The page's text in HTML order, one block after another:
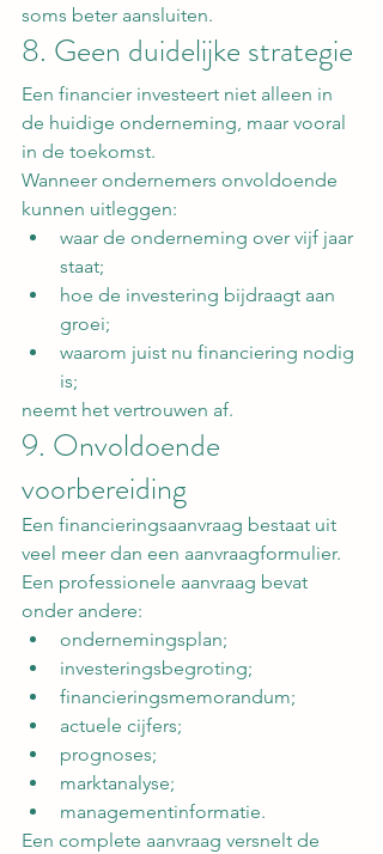
soms beter aansluiten.
8. Geen duidelijke strategie
Een financier investeert niet alleen in
de huidige onderneming, maar vooral
in de toekomst.
Wanneer ondernemers onvoldoende
kunnen uitleggen:
waar de onderneming over vijf jaar
staat;
hoe de investering bijdraagt aan
groei;
waarom juist nu financiering nodig
is;
neemt het vertrouwen af.
9. Onvoldoende
voorbereiding
Een financieringsaanvraag bestaat uit
veel meer dan een aanvraagformulier.
Een professionele aanvraag bevat
onder andere:
ondernemingsplan;
investeringsbegroting;
financieringsmemorandum;
actuele cijfers;
prognoses;
marktanalyse;
managementinformatie.
Een complete aanvraag versnelt de